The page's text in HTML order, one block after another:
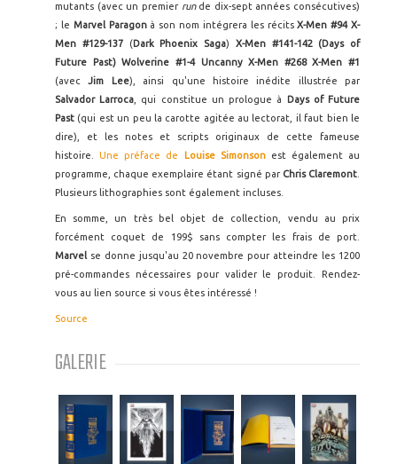
mutants (avec un premier run de dix-sept années consécutives)
; le Marvel Paragon à son nom intégrera les récitsX-Men #94 X-
Men #129-137
(Dark Phoenix Saga) X-Men #141-142
(Days of
Future Past) Wolverine #1-4 Uncanny X-Men #268 X-Men #1
(avecJim Lee), ainsi qu'une histoire inédite illustrée par
Salvador Larroca , qui constitue un prologue à
Days of Future
Past (qui est un peu la carotte agitée au lectorat, il faut bien le
dire), et les notes et scripts originaux de cette fameuse
histoire.Une préface de Louise Simonson
est également au
programme, chaque exemplaire étant signé par Chris Claremont
Plusieurs lithographies sont également incluses.
En somme, un très bel objet de collection, vendu au prix
forcément coquet de 199$ sans compter les frais de port.
Marvel se donne jusqu'au 20 novembre pour atteindre les 1200
pré-commandes nécessaires pour valider le produit. Rendez-
vous au lien source si vous êtes intéressé !
Source
GALERIE